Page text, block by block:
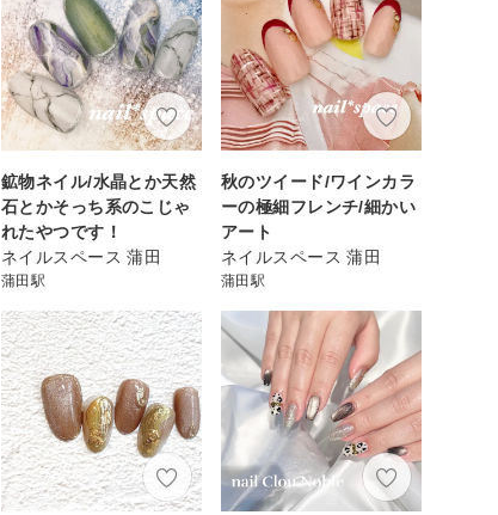
鉱物ネイル/水晶とか天然
石とかそっち系のこじゃ
れたやつです！
ネイルスペース 蒲田
蒲田駅
秋のツイード/ワインカラ
ーの極細フレンチ/細かい
アート
ネイルスペース 蒲田
蒲田駅